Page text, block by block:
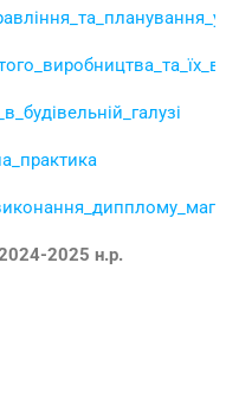
2025 н.р.